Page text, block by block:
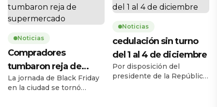
Noticias
Compradores
tumbaron reja de
supermercado
La jornada de Black Friday
en la ciudad se tornó
Noticias
cedulación sin turno
del 1 al 4 de diciembre
Por disposición del
presidente de la República,